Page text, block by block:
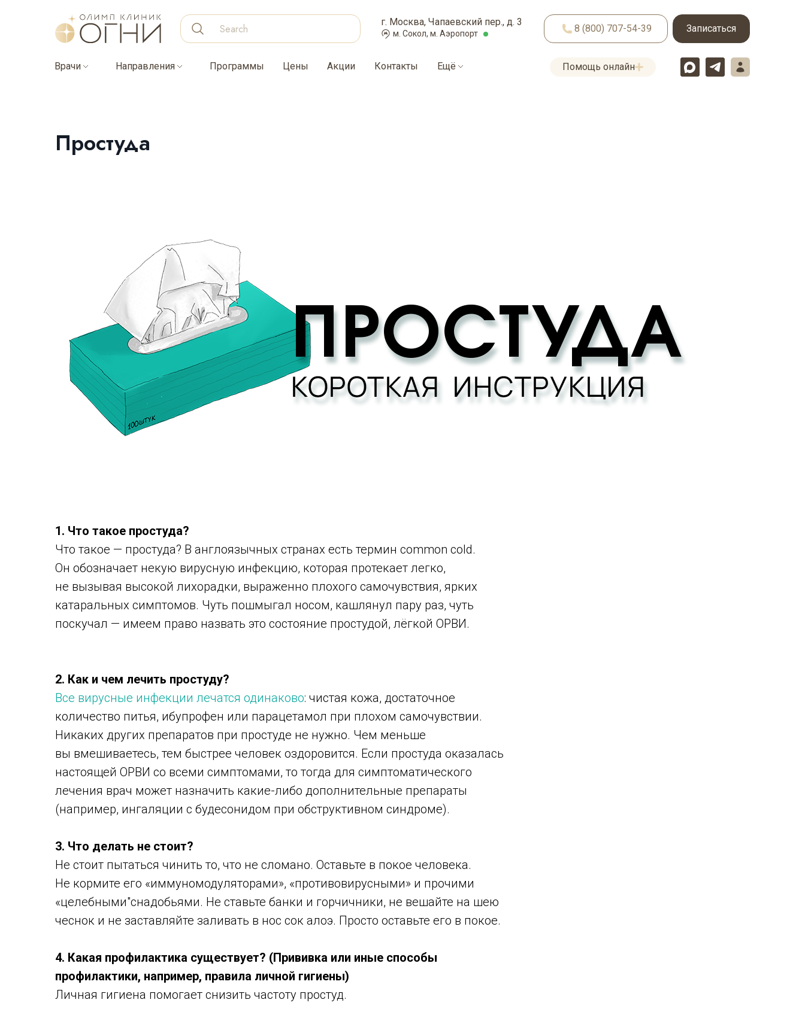
Записаться
8 (800) 707-54-39
Ещё
Контакты
Акции
Цены
Программы
Направления
Врачи Помощь онлайн
м. Сокол, м. Аэропорт
г. Москва, Чапаевский пер., д. 3
Простуда
1. Что такое простуда?
Что такое — простуда? В англоязычных странах есть термин common cold.
Он обозначает некую вирусную инфекцию, которая протекает легко,
не вызывая высокой лихорадки, выраженно плохого самочувствия, ярких
катаральных симптомов. Чуть пошмыгал носом, кашлянул пару раз, чуть
поскучал — имеем право назвать это состояние простудой, лёгкой ОРВИ.
2. Как и чем лечить простуду?
Все вирусные инфекции лечатся одинаково: чистая кожа, достаточное
количество питья, ибупрофен или парацетамол при плохом самочувствии.
Никаких других препаратов при простуде не нужно. Чем меньше
вы вмешиваетесь, тем быстрее человек оздоровится. Если простуда оказалась
настоящей ОРВИ со всеми симптомами, то тогда для симптоматического
лечения врач может назначить какие-либо дополнительные препараты
(например, ингаляции с будесонидом при обструктивном синдроме).
3. Что делать не стоит?
Не стоит пытаться чинить то, что не сломано. Оставьте в покое человека.
Не кормите его «иммуномодуляторами», «противовирусными» и прочими
«целебными"снадобьями. Не ставьте банки и горчичники, не вешайте на шею
чеснок и не заставляйте заливать в нос сок алоэ. Просто оставьте его в покое.
4. Какая профилактика существует? (Прививка или иные способы
профилактики, например, правила личной гигиены)
Личная гигиена помогает снизить частоту простуд.